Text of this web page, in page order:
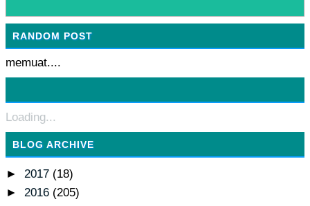
RANDOM POST
memuat....
Loading...
BLOG ARCHIVE
► 2017 (18)
► 2016 (205)